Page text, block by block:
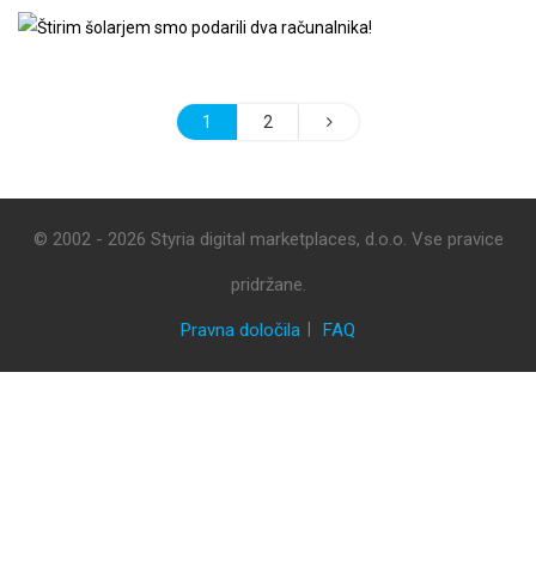
1 2
© 2002 - 2026 Styria digital marketplaces, d.o.o. Vse pravice
pridržane.
Pravna določila FAQ